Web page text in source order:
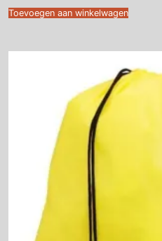
Toevoegen aan winkelwagen